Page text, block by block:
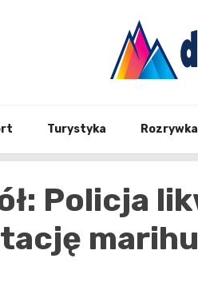
Turystyka Rozrywka
Policja